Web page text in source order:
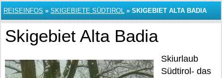
REISEINFOS » SKIGEBIETE SÜDTIROL » SKIGEBIET ALTA BADIA
Skigebiet Alta Badia
Skiurlaub
Südtirol- das